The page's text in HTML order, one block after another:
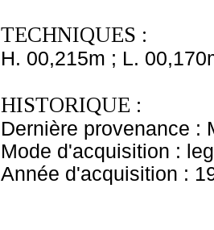
TECHNIQUES :
H. 00,215m ; L.
HISTORIQUE :
Dernière provenance :
Mode d'acquisition :
Année d'acquisition :